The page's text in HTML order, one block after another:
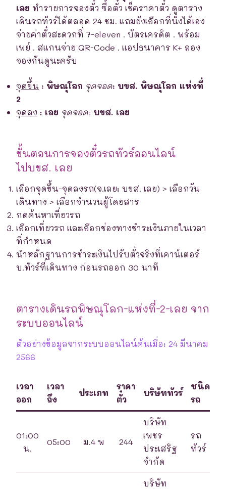
เลย ทำรายการจองตั๋ว ซื้อตั๋ว เช็คราคาตั๋ว ดูตาราง
เดินรถทัวร์ได้ตลอด 24 ชม. แถมยังเลือกที่นั่งได้เอง
จ่ายค่าตั๋วสะดวกที่ 7-eleven . บัตรเครดิต . พร้อม
เพย์ . สแกนจ่าย QR-Code . แอปธนาคาร K+ ลอง
จองกันดูนะครับ
จุดขึ้น : พิษณุโลก จุดจอด: บขส. พิษณุโลก แห่งที่
2
จุดลง : เลย จุดจอด: บขส. เลย
ขั้นตอนการจองตั๋วรถทัวร์ออนไลน์
ไปบขส. เลย
เลือกจุดขึ้น-จุดลงรถ(จ.เลย: บขส. เลย) > เลือกวัน
เดินทาง > เลือกจำนวนผู้โดยสาร
กดค้นหาเที่ยวรถ
เลือกเที่ยวรถ และเลือกช่องทางชำระเงินภายในเวลา
ที่กำหนด
นำหลักฐานการชำระเงินไปรับตั๋วจริงที่เคาน์เตอร์
บ.ทัวร์ที่เดินทาง ก่อนรถออก 30 นาที
ตารางเดินรถพิษณุโลก-แห่งที่-2-เลย จาก
ระบบออนไลน์
ตัวอย่างข้อมูลจากระบบออนไลน์ค้นเมื่อ: 24 มีนาคม
2566
เวลา
ออก
เวลา
ถึง
ประเภท
ราคา
ตั๋ว
บริษัททัวร์
ชนิด
รถ
01:00
น.
05:00 ม.4 พ 244
บริษัท
เพชร
ประเสริฐ
จำกัด
รถ
ทัวร์
บริษัท